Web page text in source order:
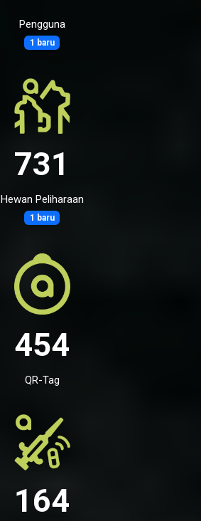
Pengguna
1 baru
731
Hewan Peliharaan
1 baru
454
QR-Tag
164